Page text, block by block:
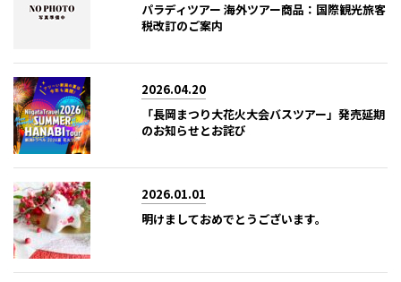
パラディツアー 海外ツアー商品：国際観光旅客
税改訂のご案内
2026.04.20
「長岡まつり大花火大会バスツアー」発売延期
のお知らせとお詫び
2026.01.01
明けましておめでとうございます。